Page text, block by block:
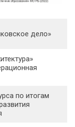
дело»
по итогам